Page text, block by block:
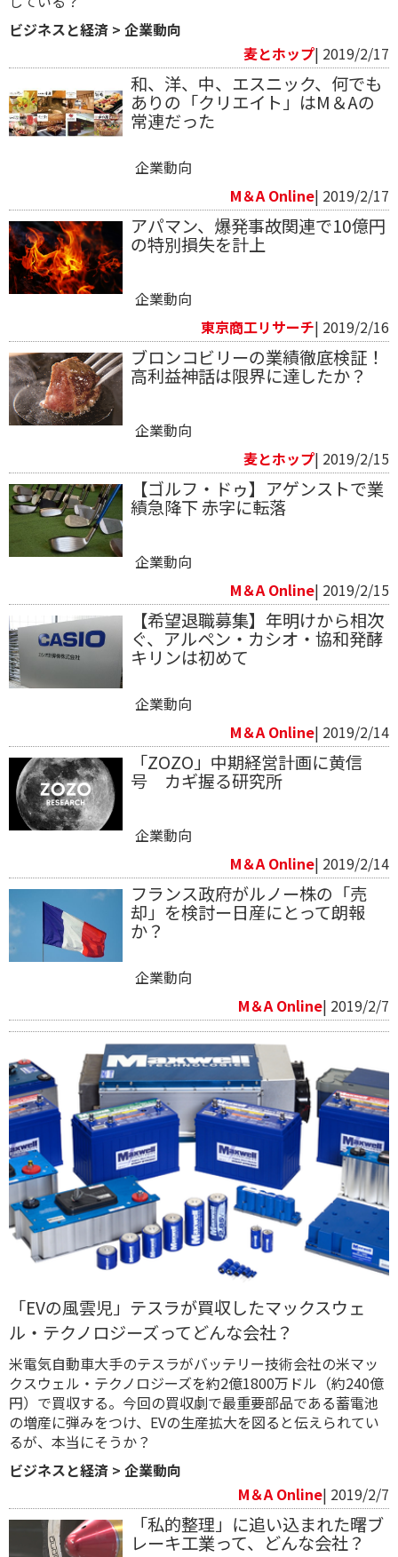
ビジネスと経済 > 企業動向
麦とホップ| 2019/2/17
和、洋、中、エスニック、何でも
ありの「クリエイト」はM＆Aの
常連だった
企業動向
M＆A Online| 2019/2/17
アパマン、爆発事故関連で10億円
の特別損失を計上
企業動向
東京商工リサーチ| 2019/2/16
ブロンコビリーの業績徹底検証！
高利益神話は限界に達したか？
企業動向
麦とホップ| 2019/2/15
【ゴルフ・ドゥ】アゲンストで業
績急降下 赤字に転落
企業動向
M＆A Online| 2019/2/15
【希望退職募集】年明けから相次
ぐ、アルペン・カシオ・協和発酵
キリンは初めて
企業動向
M＆A Online| 2019/2/14
「ZOZO」中期経営計画に黄信
号 カギ握る研究所
企業動向
M＆A Online| 2019/2/14
フランス政府がルノー株の「売
却」を検討ー日産にとって朗報
か？
企業動向
M＆A Online| 2019/2/7
「EVの風雲児」テスラが買収したマックスウェ
ル・テクノロジーズってどんな会社？
米電気自動車大手のテスラがバッテリー技術会社の米マッ
クスウェル・テクノロジーズを約2億1800万ドル（約240億
円）で買収する。今回の買収劇で最重要部品である蓄電池
の増産に弾みをつけ、EVの生産拡大を図ると伝えられてい
る​が、本当にそうか？
ビジネスと経済 > 企業動向
M＆A Online| 2019/2/7
「私的整理」に追い込まれた曙ブ
レーキ工業って、どんな会社？